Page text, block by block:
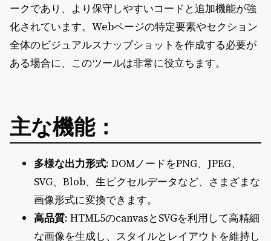
ークであり、より保守しやすいコードと追加機能が強
化されています。Webページの特定要素やセクション
全体のビジュアルスナップショットを作成する必要が
ある場合に、このツールは非常に役立ちます。
主な機能：
多様な出力形式: DOMノードをPNG、JPEG、
SVG、Blob、生ピクセルデータなど、さまざまな
画像形式に変換できます。
高品質: HTML5のcanvasとSVGを利用して高精細
な画像を生成し、スタイルとレイアウトを維持し